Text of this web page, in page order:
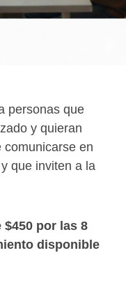
personas que
y quieran
comunicarse en
que inviten a la
por las 8
disponible